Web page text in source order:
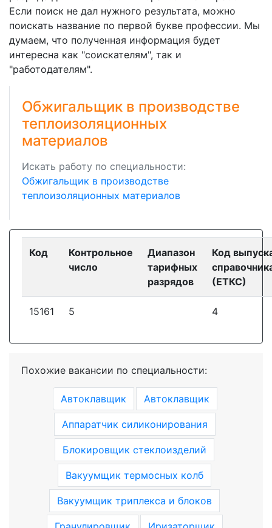
Если поиск не дал нужного результата, можно
поискать название по первой букве профессии. Мы
думаем, что полученная информация будет
интересна как "соискателям", так и
"работодателям".
Обжигальщик в производстве
теплоизоляционных
материалов
Искать работу по специальности:
Обжигальщик в производстве
теплоизоляционных материалов
Код
Контрольное
число
Диапазон
тарифных
разрядов
Код
(ЕТКС)
15161 5 4
Похожие вакансии по специальности:
Автоклавщик Автоклавщик
Аппаратчик силиконирования
Блокировщик стеклоизделий
Вакуумщик термосных колб
Вакуумщик триплекса и блоков